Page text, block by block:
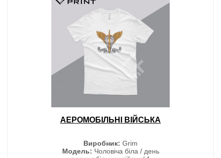
АЕРОМОБІЛЬНІ ВІЙСЬКА
Виробник: Grim
Модель: Чоловіча біла / день